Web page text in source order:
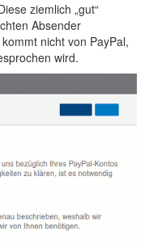
ziemlich „gut“
Absender
kommt nicht von PayPal,
wird.